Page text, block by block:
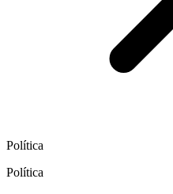
Política
Política